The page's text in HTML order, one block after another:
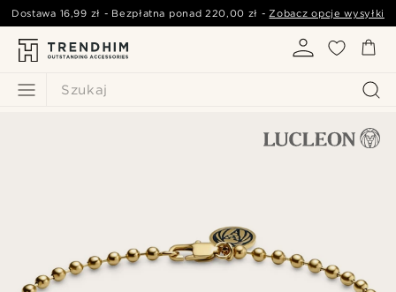
Szukaj
Dostawa 16,99 zł - Bezpłatna ponad220,00 zł -Zobacz opcje wysyłki